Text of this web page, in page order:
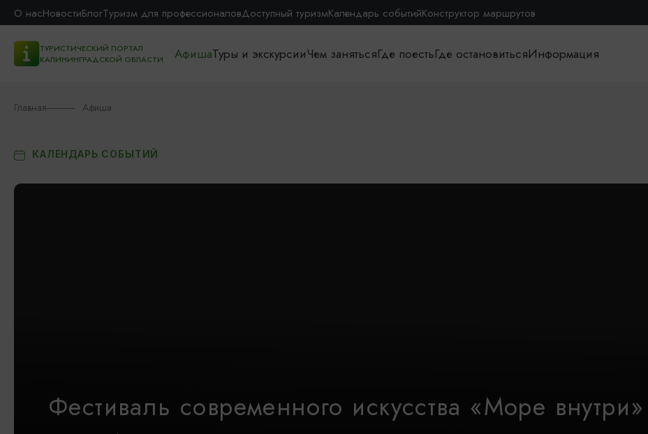
О насНовостиБлогТуризм для профессионаловДоступный туризмКалендарь событийКонструктор маршрутов
ТУРИСТИЧЕСКИЙ ПОРТАЛ
КАЛИНИНГРАДСКОЙ ОБЛАСТИ
АфишаТуры и экскурсииЧем занятьсяГде поестьГде остановитьсяИнформация
Главная Афиша
КАЛЕНДАРЬ СОБЫТИЙ
Фестиваль современного искусства «Море внутри»